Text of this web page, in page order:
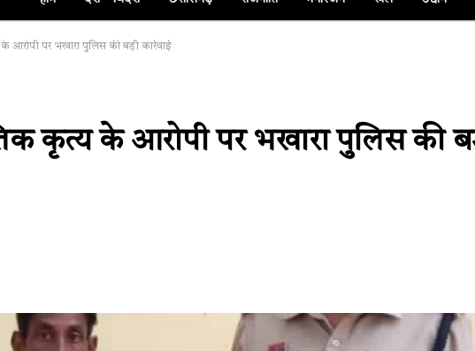
आरोपी पर भखारा पुलिस की बड़ी कार्रवाई
कृत्य के आरोपी पर भखारा पुलिस की